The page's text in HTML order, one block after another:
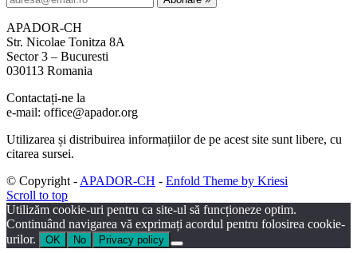
APADOR-CH
Str. Nicolae Tonitza 8A
Sector 3 – Bucuresti
030113 Romania
Contactați-ne la
e-mail: office@apador.org
Utilizarea și distribuirea informațiilor de pe acest site sunt libere, cu
citarea sursei.
© Copyright - APADOR-CH - Enfold Theme by Kriesi
Scroll to top
Utilizăm cookie-uri pentru ca site-ul să funcționeze optim.
Continuând navigarea vă exprimați acordul pentru folosirea cookie-
urilor.
OK No Privacy policy